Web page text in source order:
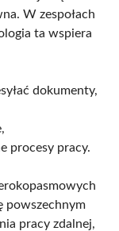
W zespołach
ta wspiera
dokumenty,
procesy pracy.
powszechnym
pracy zdalnej,